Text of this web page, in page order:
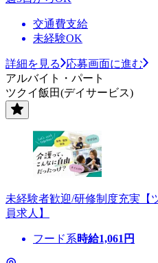
交通費支給
未経験OK
詳細を見る
応募画面に進む
アルバイト・パート
ツクイ飯田(デイサービス)
未経験者歓迎/研修制度充実【
員求人】
フード系時給1,061 円